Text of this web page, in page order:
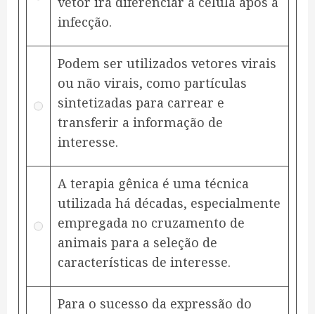
infecção.
Podem ser utilizados vetores virais
ou não virais, como partículas
sintetizadas para carrear e
transferir a informação de
interesse.
A terapia gênica é uma técnica
utilizada há décadas, especialmente
empregada no cruzamento de
animais para a seleção de
características de interesse.
Para o sucesso da expressão do